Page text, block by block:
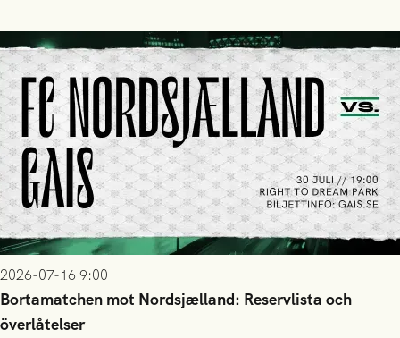
2026-07-16 9:00
Bortamatchen mot Nordsjælland: Reservlista och
överlåtelser